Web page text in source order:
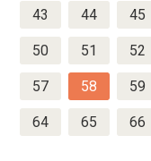
43 44 45
50 51 52
57 58 59
64 65 66